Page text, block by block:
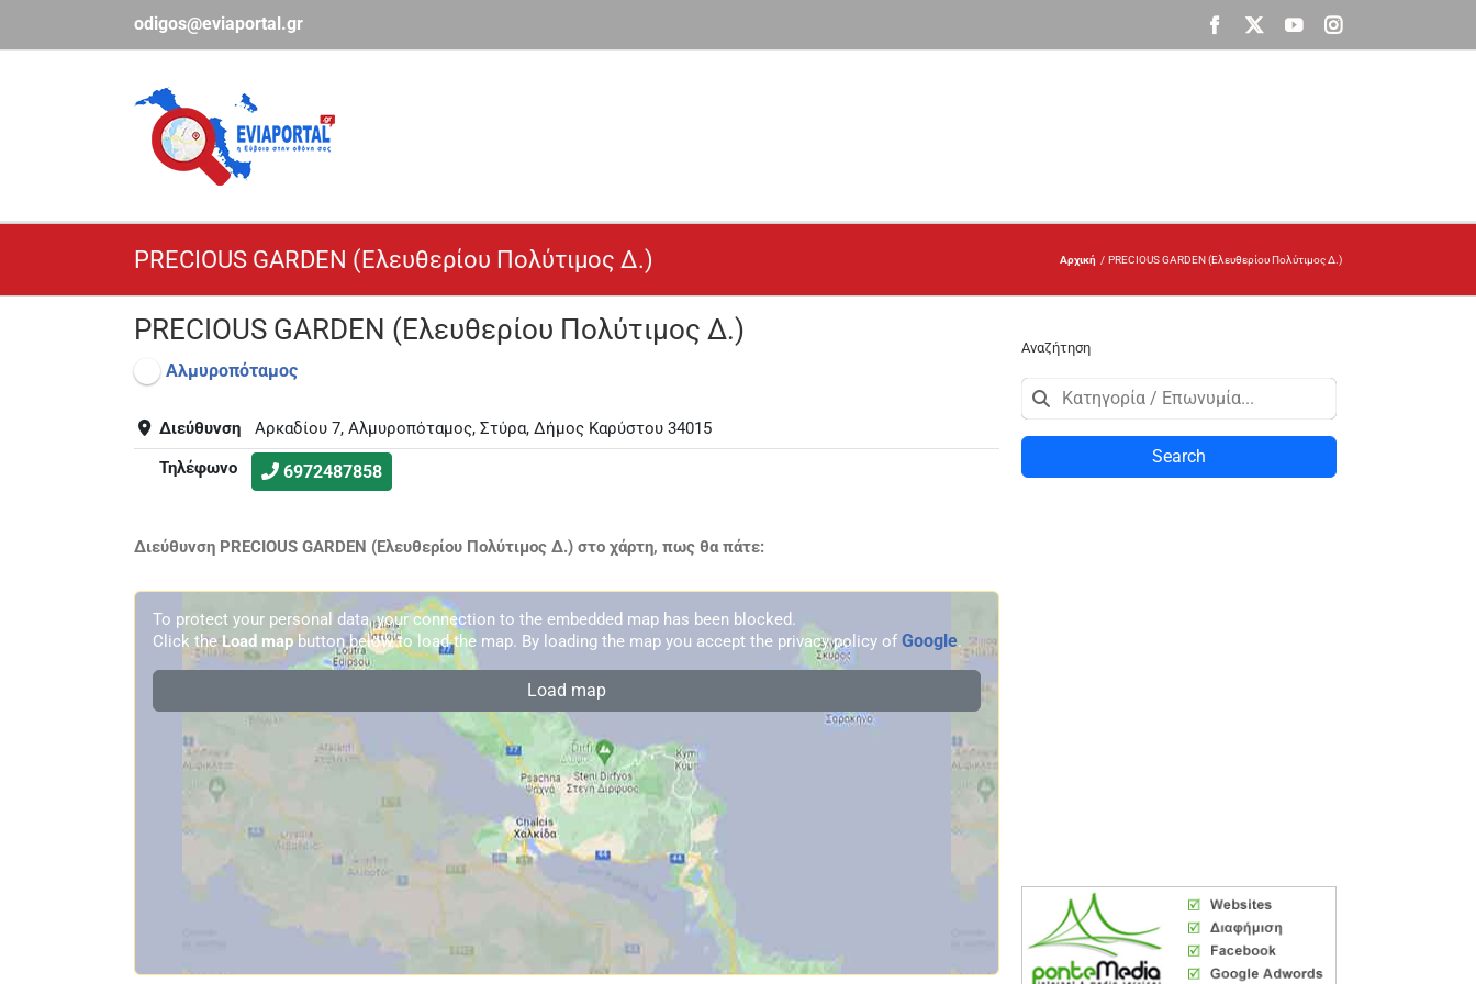
περιεχόμενο
odigos@eviaportal.gr Facebook
X YouTubeInstagram
PRECIOUS GARDEN (Ελευθερίου Πολύτιμος Δ.) Αρχική PRECIOUS GARDEN (Ελευθερίου Πολύτιμος Δ.)
PRECIOUS GARDEN (Ελευθερίου Πολύτιμος Δ.)
Αλμυροπόταμος
Διεύθυνση
Αρκαδίου 7, Αλμυροπόταμος, Στύρα, Δήμος Καρύστου 34015
Τηλέφωνο
6972487858
Διεύθυνση PRECIOUS GARDEN (Ελευθερίου Πολύτιμος Δ.) στο χάρτη, πως θα πάτε:
To protect your personal data, your connection to the embedded map has been blocked.
Click the Load mapbutton below to load the map. By loading the map you accept the privacy policy of Google.
Load map
Αναζήτηση
Search